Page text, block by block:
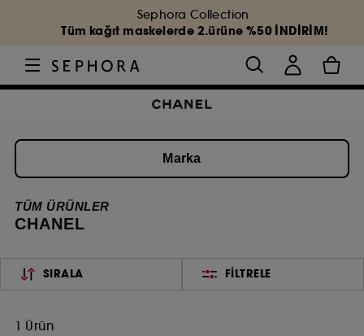
Sephora Collection
Tüm kağıt maskelerde 2.ürüne %50 İNDİRİM!
Marka
TÜM ÜRÜNLER
CHANEL
SIRALA FILTRELE
1 Ürün